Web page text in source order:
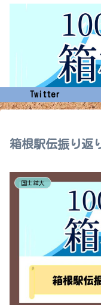
Twitter
箱根駅伝振り返
国士舘大